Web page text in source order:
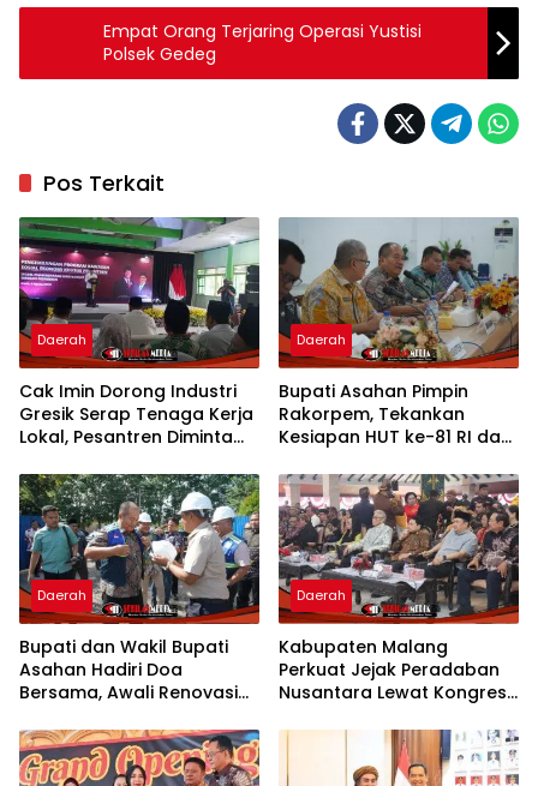
Empat Orang Terjaring Operasi Yustisi
Polsek Gedeg
Pos Terkait
Daerah
Cak Imin Dorong Industri
Gresik Serap Tenaga Kerja
Lokal, Pesantren Diminta
Daerah
Bupati Asahan Pimpin
Rakorpem, Tekankan
Kesiapan HUT ke-81 RI dan
Prioritas 2027
Daerah
Bupati dan Wakil Bupati
Asahan Hadiri Doa
Bersama, Awali Renovasi
Daerah
Kabupaten Malang
Perkuat Jejak Peradaban
Nusantara Lewat Kongres